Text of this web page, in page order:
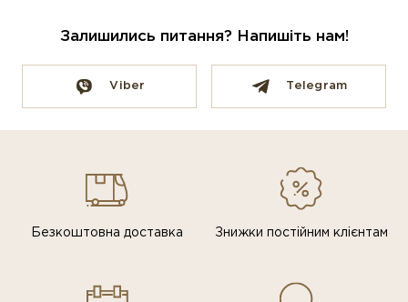
Залишились питання? Напишіть нам!
Viber Telegram
Безкоштовна доставка Знижки постiйним клiєнтам